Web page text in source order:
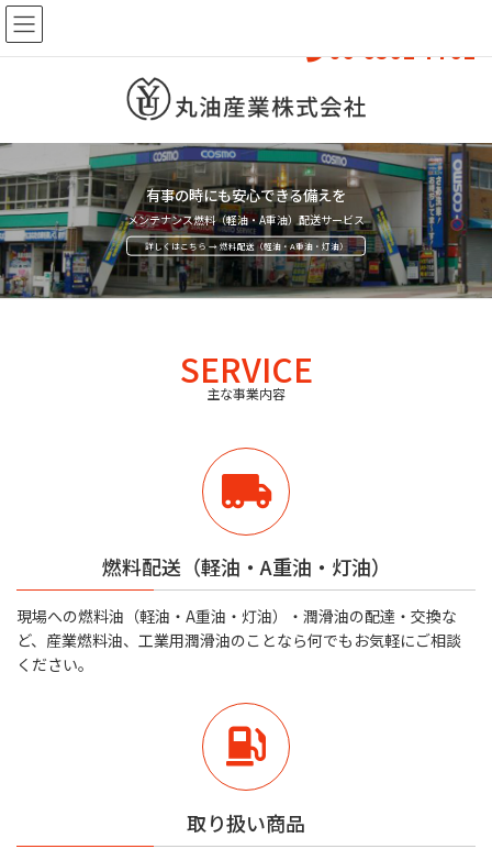
06-6561-7761
有事の時にも安心できる備えを
メンテナンス燃料（軽油・A重油）配送サービス
詳しくはこちら → 燃料配送（軽油・A重油・灯油）
SERVICE
主な事業内容
燃料配送（軽油・A重油・灯油）
現場への燃料油（軽油・A重油・灯油）・潤滑油の配達・交換な
ど、産業燃料油、工業用潤滑油のことなら何でもお気軽にご相談
ください。
取り扱い商品